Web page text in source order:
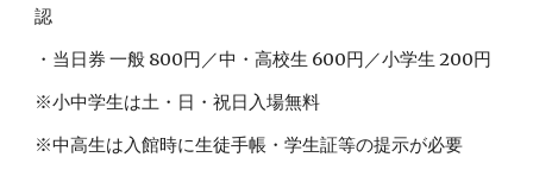
認
・当日券 一般 800円／中・高校生 600円／小学生 200円
※小中学生は土・日・祝日入場無料
※中高生は入館時に生徒手帳・学生証等の提示が必要